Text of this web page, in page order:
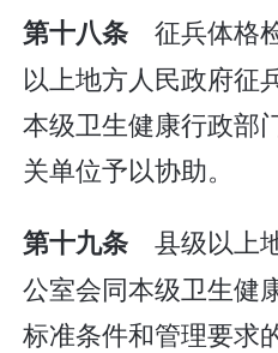
第十八条 征兵体格
以上地方人民政府征
本级卫生健康行政部
关单位予以协助。
第十九条 县级以上
公室会同本级卫生健
标准条件和管理要求